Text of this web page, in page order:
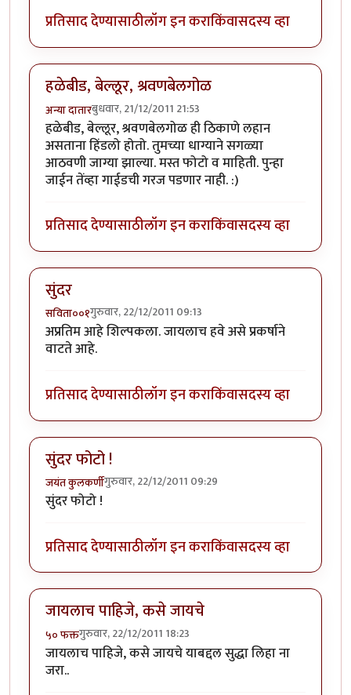
प्रतिसाद देण्यासाठीलॉग इन कराकिंवासदस्य व्हा
हळेबीड, बेल्लूर, श्रवणबेलगोळ
अन्या दातारबुधवार, 21/12/2011 21:53
हळेबीड, बेल्लूर, श्रवणबेलगोळ ही ठिकाणे लहान
असताना हिंडलो होतो. तुमच्या धाग्याने सगळ्या
आठवणी जाग्या झाल्या. मस्त फोटो व माहिती. पुन्हा
जाईन तेंव्हा गाईडची गरज पडणार नाही. :)
प्रतिसाद देण्यासाठीलॉग इन कराकिंवासदस्य व्हा
सुंदर
सविता००१गुरुवार, 22/12/2011 09:13
अप्रतिम आहे शिल्पकला. जायलाच हवे असे प्रकर्षाने
वाटते आहे.
प्रतिसाद देण्यासाठीलॉग इन कराकिंवासदस्य व्हा
सुंदर फोटो !
जयंत कुलकर्णीगुरुवार, 22/12/2011 09:29
सुंदर फोटो !
प्रतिसाद देण्यासाठीलॉग इन कराकिंवासदस्य व्हा
जायलाच पाहिजे, कसे जायचे
५० फक्तगुरुवार, 22/12/2011 18:23
जायलाच पाहिजे, कसे जायचे याबद्दल सुद्धा लिहा ना
जरा..